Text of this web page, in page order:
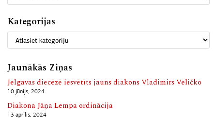
Kategorijas
Jaunākās Ziņas
Jelgavas diecēzē iesvētīts jauns diakons Vladimirs Veličko
10 jūnijs, 2024
Diakona Jāņa Lempa ordinācija
13 aprīlis, 2024